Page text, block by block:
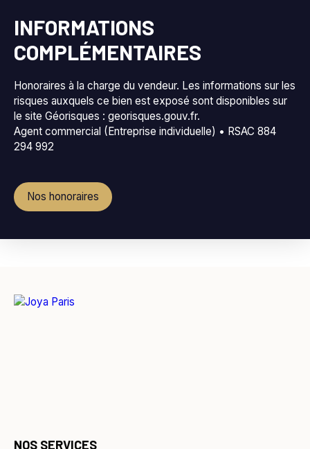
INFORMATIONS
COMPLÉMENTAIRES
Honoraires à la charge du vendeur. Les informations sur les
risques auxquels ce bien est exposé sont disponibles sur
le site Géorisques : georisques.gouv.fr.
Agent commercial (Entreprise individuelle) • RSAC 884
294 992
Nos honoraires
NOS SERVICES